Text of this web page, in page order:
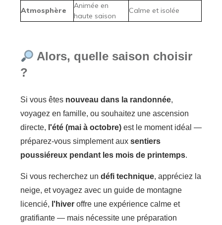
Atmosphère
Animée en
haute saison
Calme et isolée
Alors, quelle saison choisir
?
Si vous êtes nouveau dans la randonnée,
voyagez en famille, ou souhaitez une ascension
directe, l'été (mai à octobre) est le moment idéal —
préparez-vous simplement aux sentiers
poussiéreux pendant les mois de printemps.
Si vous recherchez un défi technique, appréciez la
neige, et voyagez avec un guide de montagne
licencié, l'hiver offre une expérience calme et
gratifiante — mais nécessite une préparation